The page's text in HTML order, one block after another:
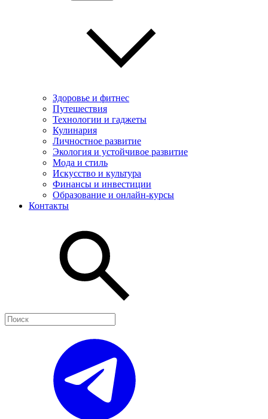
Здоровье и фитнес
Путешествия
Технологии и гаджеты
Кулинария
Личностное развитие
Экология и устойчивое развитие
Мода и стиль
Искусство и культура
Финансы и инвестиции
Образование и онлайн-курсы
Контакты